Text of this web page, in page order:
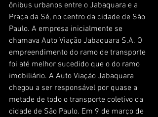
ônibus urbanos entre o Jabaquara e a
Praça da Sé, no centro da cidade de São
Paulo. A empresa inicialmente se
chamava Auto Viação Jabaquara S.A. O
empreendimento do ramo de transporte
foi até melhor sucedido que o do ramo
imobiliário. A Auto Viação Jabaquara
chegou a ser responsável por quase a
metade de todo o transporte coletivo da
cidade de São Paulo. Em 9 de março de